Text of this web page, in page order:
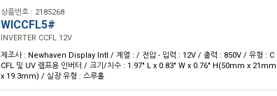
상품번호 : 2185268
WICCFL5#
INVERTER CCFL 12V
제조사 : Newhaven Display Intl / 계열 : / 전압 - 입력 : 12V / 출력 : 850V / 유형 : C
CFL 및 UV 램프용 인버터 / 크기/치수 : 1.97" L x 0.83" W x 0.76" H(50mm x 21mm
x 19.3mm) / 실장 유형 : 스루홀